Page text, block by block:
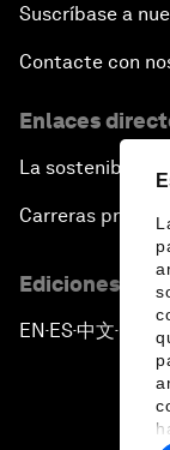
Suscríbase a
Contacte con
Enlaces
La sostenibilidad
Carreras
Ediciones en
EN ▪ES▪中文▪ 日本